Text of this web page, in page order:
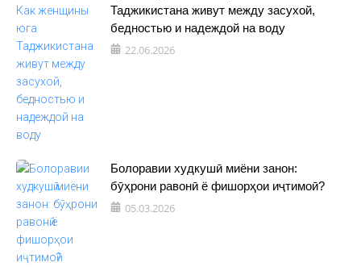
Таджикистана живут между засухой,
бедностью и надеждой на воду
22.06.2026
Болоравии худкушӣ миёни занон:
бӯҳрони равонӣ ё фишорҳои иҷтимоӣ?
05.03.2026